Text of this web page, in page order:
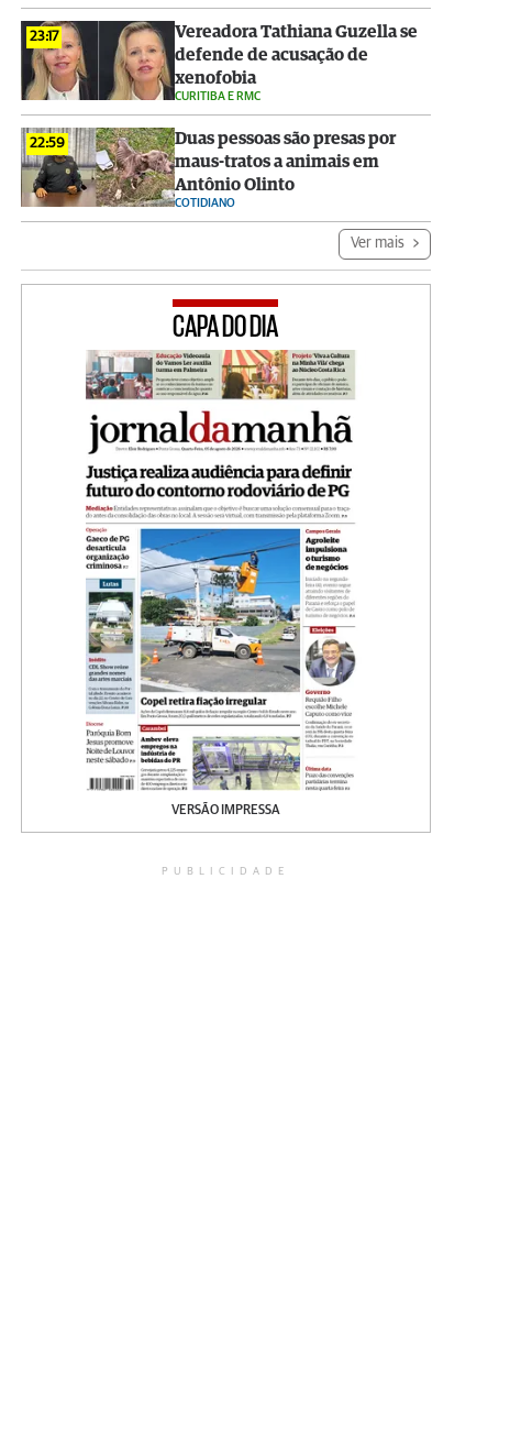
23:17
Vereadora Tathiana Guzella se
defende de acusação de
xenofobia
CURITIBA E RMC
22:59
Duas pessoas são presas por
maus-tratos a animais em
Antônio Olinto
COTIDIANO
Ver mais
CAPA DO DIA
VERSÃO IMPRESSA
PUBLICIDADE